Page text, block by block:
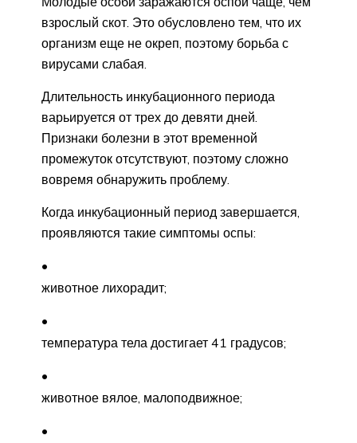
взрослый скот. Это обусловлено тем, что их
организм еще не окреп, поэтому борьба с
вирусами слабая.
Длительность инкубационного периода
варьируется от трех до девяти дней.
Признаки болезни в этот временной
промежуток отсутствуют, поэтому сложно
вовремя обнаружить проблему.
Когда инкубационный период завершается,
проявляются такие симптомы оспы:
животное лихорадит;
температура тела достигает 41 градусов;
животное вялое, малоподвижное;